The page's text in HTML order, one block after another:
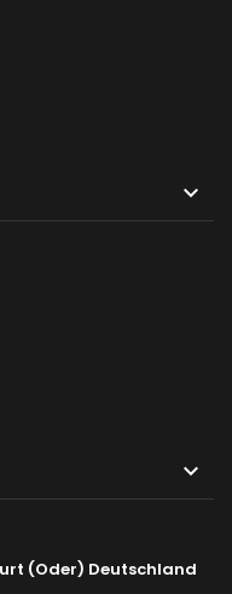


(Oder) Deutschland